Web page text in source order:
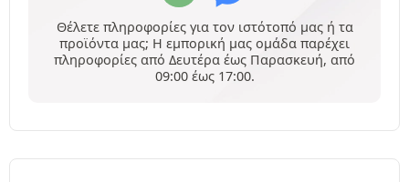
Θέλετε πληροφορίες για τον ιστότοπό μας ή τα
προϊόντα μας; Η εμπορική μας ομάδα παρέχει
πληροφορίες από Δευτέρα έως Παρασκευή, από
09:00 έως 17:00.